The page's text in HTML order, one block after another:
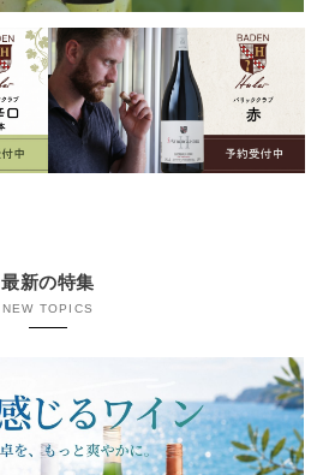
最新の特集
NEW TOPICS